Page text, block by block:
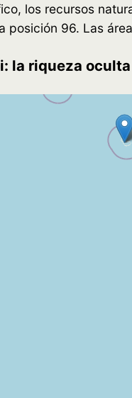
los recursos
96. Las
la riqueza